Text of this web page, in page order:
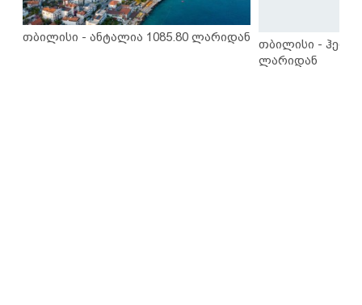
თბილისი - ანტალია 1085.80 ლარიდან
თბილისი -
ლარიდან